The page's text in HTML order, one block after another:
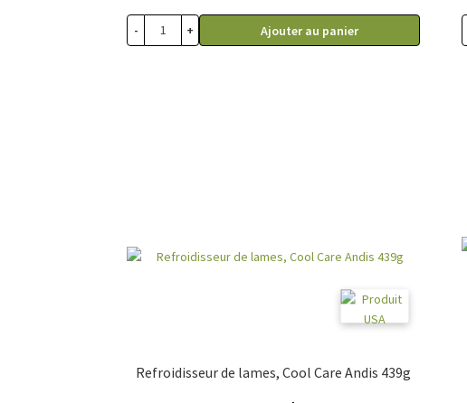
- + Ajouter au panier
Refroidisseur de lames, Cool Care Andis 439g